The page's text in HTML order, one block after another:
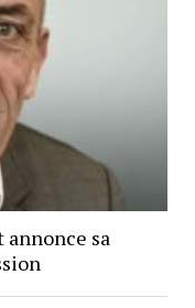
annonce sa